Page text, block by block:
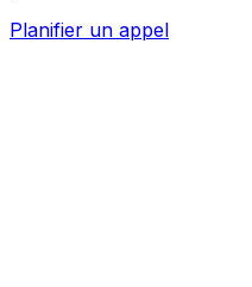
Planifier un appel